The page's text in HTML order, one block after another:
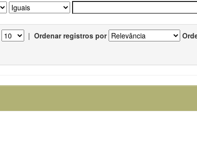
| Ordenar registros por